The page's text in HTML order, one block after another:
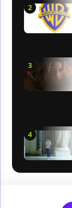
2
3
4